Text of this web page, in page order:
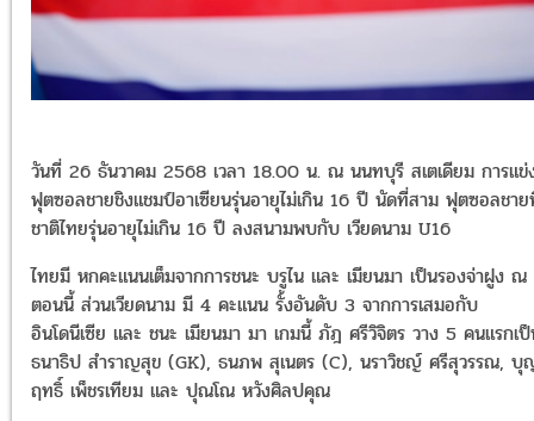
วันที่ 26 ธันวาคม 2568 เวลา 18.00 น. ณ นนทบุรี สเตเดียม การแข่
ฟุตซอลชายชิงแชมป์อาเซียนรุ่นอายุไม่เกิน 16 ปี นัดที่สาม ฟุตซอลชา
ชาติไทยรุ่นอายุไม่เกิน 16 ปี ลงสนามพบกับ เวียดนาม U16
ไทยมี หกคะแนนเต็มจากการชนะ บรูไน และ เมียนมา เป็นรองจ่าฝูง ณ
ตอนนี้ ส่วนเวียดนาม มี 4 คะแนน รั้งอันดับ 3 จากการเสมอกับ
อินโดนีเซีย และ ชนะ เมียนมา มา เกมนี้ ภัฎ ศรีวิจิตร วาง 5 คนแรกเ
ธนาธิป สำราญสุข (GK), ธนภพ สุเนตร (C), นราวิชญ์ ศรีสุวรรณ,
ฤทธิ์ เพ็ชรเทียม และ ปุณโณ หวังศิลปคุณ